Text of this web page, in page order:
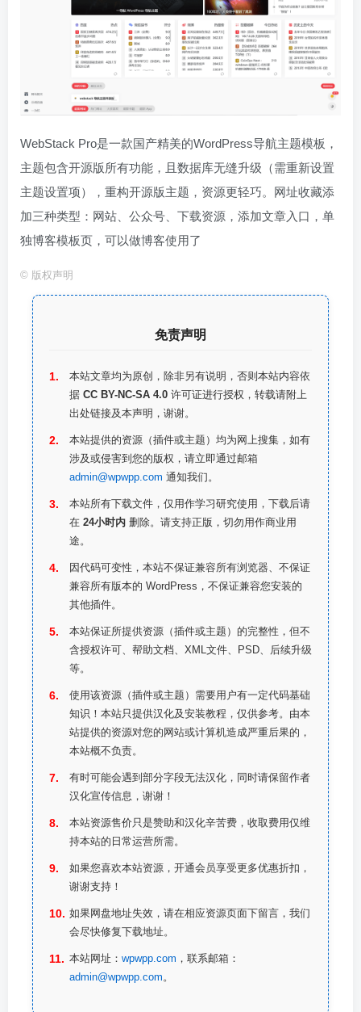
WebStack Pro是一款国产精美的WordPress导航主题模板，
主题包含开源版所有功能，且数据库无缝升级（需重新设置
主题设置项），重构开源版主题，资源更轻巧。网址收藏添
加三种类型：网站、公众号、下载资源，添加文章入口，单
独博客模板页，可以做博客使用了
© 版权声明
免责声明
本站文章均为原创，除非另有说明，否则本站内容依
据 CC BY-NC-SA 4.0 许可证进行授权，转载请附上
出处链接及本声明，谢谢。
本站提供的资源（插件或主题）均为网上搜集，如有
涉及或侵害到您的版权，请立即通过邮箱
admin@wpwpp.com 通知我们。
本站所有下载文件，仅用作学习研究使用，下载后请
在 24小时内 删除。请支持正版，切勿用作商业用
途。
因代码可变性，本站不保证兼容所有浏览器、不保证
兼容所有版本的 WordPress，不保证兼容您安装的
其他插件。
本站保证所提供资源（插件或主题）的完整性，但不
含授权许可、帮助文档、XML文件、PSD、后续升级
等。
使用该资源（插件或主题）需要用户有一定代码基础
知识！本站只提供汉化及安装教程，仅供参考。由本
站提供的资源对您的网站或计算机造成严重后果的，
本站概不负责。
有时可能会遇到部分字段无法汉化，同时请保留作者
汉化宣传信息，谢谢！
本站资源售价只是赞助和汉化辛苦费，收取费用仅维
持本站的日常运营所需。
如果您喜欢本站资源，开通会员享受更多优惠折扣，
谢谢支持！
如果网盘地址失效，请在相应资源页面下留言，我们
会尽快修复下载地址。
本站网址： wpwpp.com ，联系邮箱：
admin@wpwpp.com 。